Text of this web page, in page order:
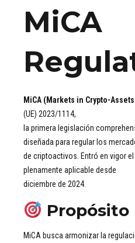
MiCA
MiCA (Markets in Crypto-
(UE) 2023/1114,
la primera legislación
diseñada para regular los
de criptoactivos. Entró en vigor
plenamente aplicable desde
diciembre de 2024.
Propósito
MiCA busca armonizar la